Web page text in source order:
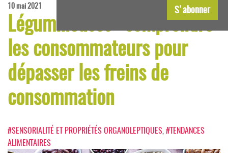
10 mai 2021
Légumineuses : comprendre
les consommateurs pour
dépasser les freins de
consommation
#SENSORIALITÉ ET PROPRIÉTÉS ORGANOLEPTIQUES #TENDANCES
ALIMENTAIRES